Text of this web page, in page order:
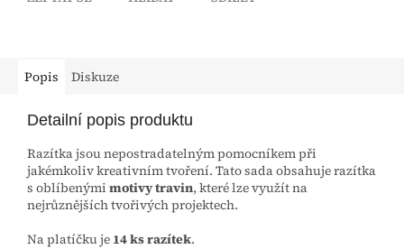
Popis Diskuze
Detailní popis produktu
Razítka jsou nepostradatelným pomocníkem při
jakémkoliv kreativním tvoření. Tato sada obsahuje razítka
s oblíbenými motivy travin, které lze využít na
nejrůznějších tvořivých projektech.
Na platíčku je 14 ks razítek.